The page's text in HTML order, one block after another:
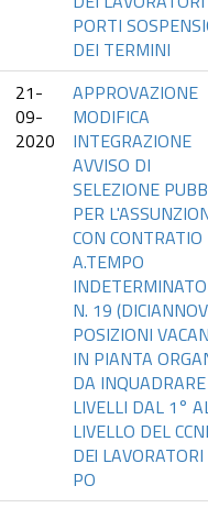
PORTI
DEI TERMINI
21-
09-
2020
APPROVAZIONE
MODIFICA
INTEGRAZIONE
AVVISO DI
SELEZIONE
PER
CON CONTRATIO
A.TEMPO
N. 19
POSIZIONI
IN PIANTA
DA
LIVELLI DAL 1°
LIVELLO DEL
DEl
PO